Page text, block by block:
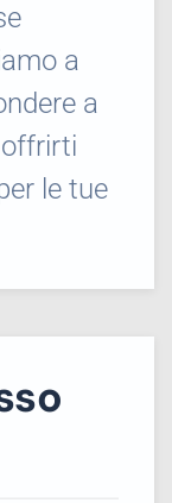
a
a
le tue